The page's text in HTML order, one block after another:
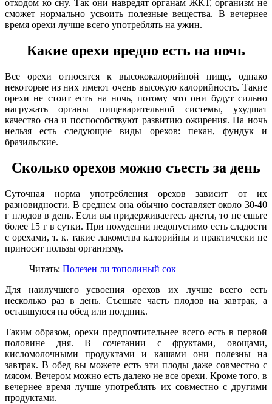
отходом ко сну. Так они навредят органам ЖКТ, организм не
сможет нормально усвоить полезные вещества. В вечернее
время орехи лучше всего употреблять на ужин.
Какие орехи вредно есть на ночь
Все орехи относятся к высококалорийной пище, однако
некоторые из них имеют очень высокую калорийность. Такие
орехи не стоит есть на ночь, потому что они будут сильно
нагружать органы пищеварительной системы, ухудшат
качество сна и поспособствуют развитию ожирения. На ночь
нельзя есть следующие виды орехов: пекан, фундук и
бразильские.
Сколько орехов можно съесть за день
Суточная норма употребления орехов зависит от их
разновидности. В среднем она обычно составляет около 30-40
г плодов в день. Если вы придерживаетесь диеты, то не ешьте
более 15 г в сутки. При похудении недопустимо есть сладости
с орехами, т. к. такие лакомства калорийны и практически не
приносят пользы организму.
Читать: Полезен ли тополиный сок
Для наилучшего усвоения орехов их лучше всего есть
несколько раз в день. Съешьте часть плодов на завтрак, а
оставшуюся на обед или полдник.
Таким образом, орехи предпочтительнее всего есть в первой
половине дня. В сочетании с фруктами, овощами,
кисломолочными продуктами и кашами они полезны на
завтрак. В обед вы можете есть эти плоды даже совместно с
мясом. Вечером можно есть далеко не все орехи. Кроме того, в
вечернее время лучше употреблять их совместно с другими
продуктами.